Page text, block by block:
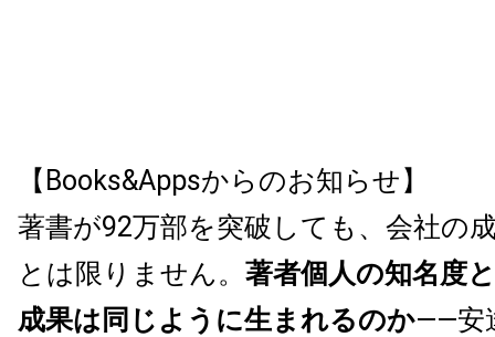
【Books&Appsからのお知らせ】
著書が92万部を突破しても、会社の
とは限りません。 著者個人の知名度
成果は同じように生まれるのか——安